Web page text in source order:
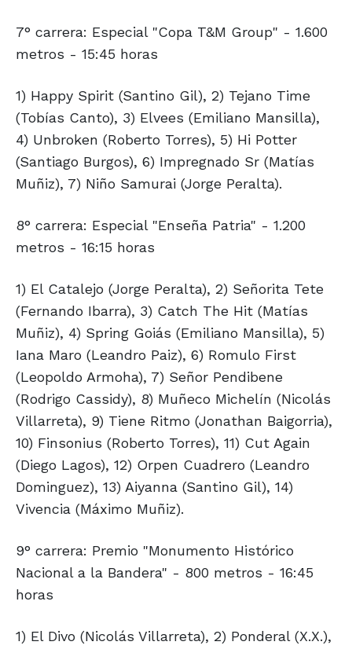
7° carrera: Especial "Copa T&M Group" - 1.600
metros - 15:45 horas
1) Happy Spirit (Santino Gil), 2) Tejano Time
(Tobías Canto), 3) Elvees (Emiliano Mansilla),
4) Unbroken (Roberto Torres), 5) Hi Potter
(Santiago Burgos), 6) Impregnado Sr (Matías
Muñiz), 7) Niño Samurai (Jorge Peralta).
8° carrera: Especial "Enseña Patria" - 1.200
metros - 16:15 horas
1) El Catalejo (Jorge Peralta), 2) Señorita Tete
(Fernando Ibarra), 3) Catch The Hit (Matías
Muñiz), 4) Spring Goiás (Emiliano Mansilla), 5)
Iana Maro (Leandro Paiz), 6) Romulo First
(Leopoldo Armoha), 7) Señor Pendibene
(Rodrigo Cassidy), 8) Muñeco Michelín (Nicolás
Villarreta), 9) Tiene Ritmo (Jonathan Baigorria),
10) Finsonius (Roberto Torres), 11) Cut Again
(Diego Lagos), 12) Orpen Cuadrero (Leandro
Dominguez), 13) Aiyanna (Santino Gil), 14)
Vivencia (Máximo Muñiz).
9° carrera: Premio "Monumento Histórico
Nacional a la Bandera" - 800 metros - 16:45
horas
1) El Divo (Nicolás Villarreta), 2) Ponderal (X.X.),